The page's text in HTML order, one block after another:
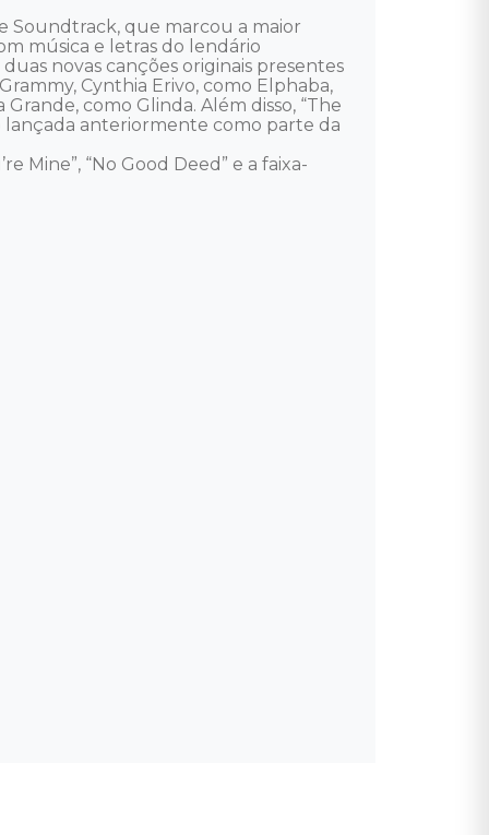
Soundtrack, que marcou a maior
música e letras do lendário
novas canções originais presentes
Cynthia Erivo, como Elphaba,
como Glinda. Além disso, “The
lançada anteriormente como parte da
Mine”, “No Good Deed” e a faixa-